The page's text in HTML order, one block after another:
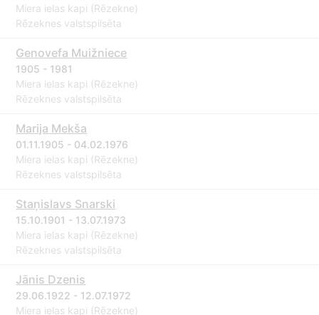
Miera ielas kapi (Rēzekne)
Rēzeknes valstspilsēta
Genovefa Muižniece
1905 - 1981
Miera ielas kapi (Rēzekne)
Rēzeknes valstspilsēta
Marija Mekša
01.11.1905 - 04.02.1976
Miera ielas kapi (Rēzekne)
Rēzeknes valstspilsēta
Staņislavs Snarski
15.10.1901 - 13.07.1973
Miera ielas kapi (Rēzekne)
Rēzeknes valstspilsēta
Jānis Dzenis
29.06.1922 - 12.07.1972
Miera ielas kapi (Rēzekne)